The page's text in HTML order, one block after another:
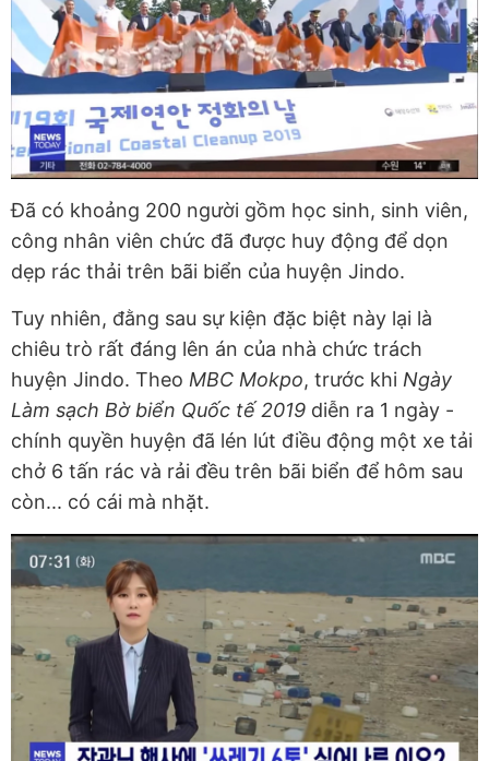
Đã có khoảng 200 người gồm học sinh, sinh viên,
công nhân viên chức đã được huy động để dọn
dẹp rác thải trên bãi biển của huyện Jindo.
Tuy nhiên, đằng sau sự kiện đặc biệt này lại là
chiêu trò rất đáng lên án của nhà chức trách
huyện Jindo. Theo MBC Mokpo, trước khi Ngày
Làm sạch Bờ biển Quốc tế 2019 diễn ra 1 ngày -
chính quyền huyện đã lén lút điều động một xe tải
chở 6 tấn rác và rải đều trên bãi biển để hôm sau
còn... có cái mà nhặt.